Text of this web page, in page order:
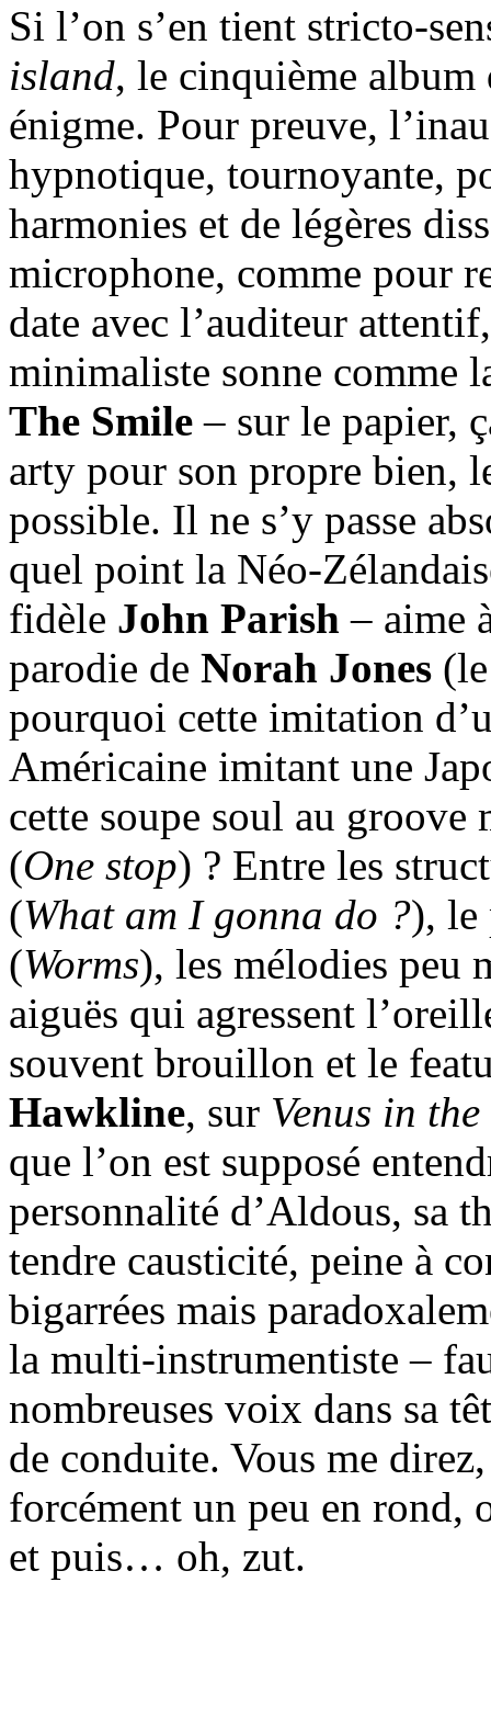
Si l’on s’en tient stricto-
island, le cinquième album
énigme. Pour preuve,
hypnotique, tournoyante,
harmonies et de légères
microphone, comme pour
date avec l’auditeur
minimaliste sonne comme
The Smile – sur le papier,
arty pour son propre bien,
possible. Il ne s’y passe
quel point la Néo-
fidèle John Parish – aime
parodie de Norah Jones
pourquoi cette imitation
Américaine imitant une
cette soupe soul au
(One stop) ? Entre les
(What am I gonna do ?), le
(Worms), les mélodies peu
aiguës qui agressent
souvent brouillon et le
Hawkline, sur Venus in
que l’on est supposé
personnalité d’Aldous, sa
tendre causticité, peine à
bigarrées mais
la multi-instrumentiste –
nombreuses voix dans sa
de conduite. Vous me
forcément un peu en rond,
et puis… oh, zut.